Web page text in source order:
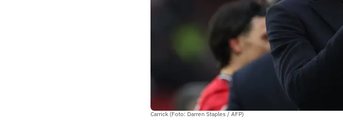
Carrick (Foto: Darren Staples / AFP)